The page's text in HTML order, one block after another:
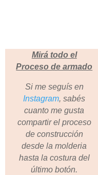
Mirá todo el
Proceso de armado
Si me seguís en
Instagram, sabés
cuanto me gusta
compartir el proceso
de construcción
desde la molderia
hasta la costura del
último botón.